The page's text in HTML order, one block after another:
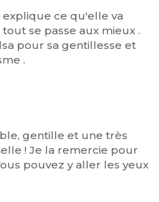
ce qu'elle va
se passe aux mieux .
pour sa gentillesse et
.
gentille et une très
! Je la remercie pour
pouvez y aller les yeux